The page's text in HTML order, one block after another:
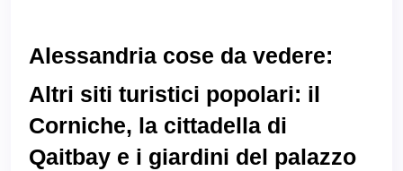
Alessandria cose da vedere:
Altri siti turistici popolari: il
Corniche, la cittadella di
Qaitbay e i giardini del palazzo